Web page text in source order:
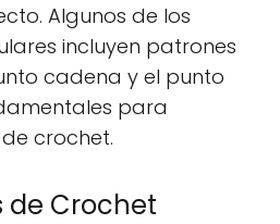
Algunos de los
incluyen patrones
cadena y el punto
para
crochet.
de Crochet